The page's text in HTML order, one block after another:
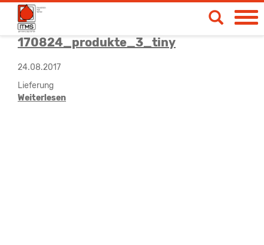
Spendetermine
Blut- & Plasmaspende
Medizinische Produkte
170824_produkte_3_tiny
24.08.2017
Lieferung
Weiterlesen